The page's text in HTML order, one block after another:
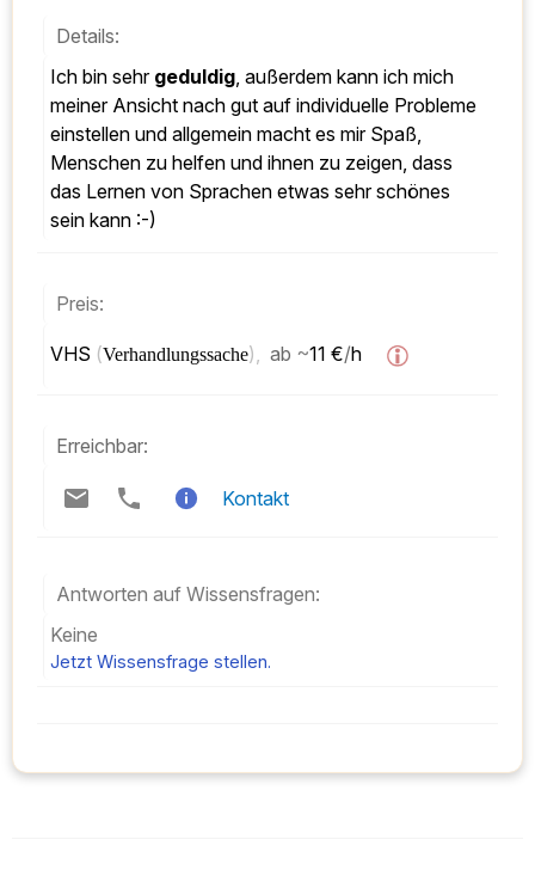
Details:
Ich bin sehr geduldig , außerdem kann ich mich
meiner Ansicht nach gut auf individuelle Probleme
einstellen und allgemein macht es mir Spaß,
Menschen zu helfen und ihnen zu zeigen, dass
das Lernen von Sprachen etwas sehr schönes
sein kann :-)
Preis:
VHS (Verhandlungssache), ab ~11 €/h
Erreichbar:
Kontakt
Antworten auf Wissensfragen:
Keine
Jetzt Wissensfrage stellen.